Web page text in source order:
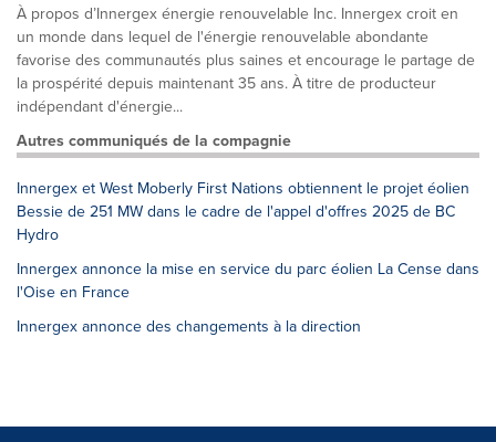
À propos d’Innergex énergie renouvelable Inc. Innergex croit en
un monde dans lequel de l'énergie renouvelable abondante
favorise des communautés plus saines et encourage le partage de
la prospérité depuis maintenant 35 ans. À titre de producteur
indépendant d'énergie...
Autres communiqués de la compagnie
Innergex et West Moberly First Nations obtiennent le projet éolien
Bessie de 251 MW dans le cadre de l'appel d'offres 2025 de BC
Hydro
Innergex annonce la mise en service du parc éolien La Cense dans
l'Oise en France
Innergex annonce des changements à la direction